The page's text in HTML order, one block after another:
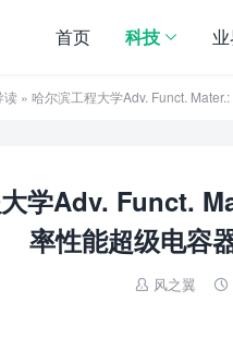
首页 科技
读 » 哈尔滨工程大学Adv. Funct.
学Adv. Funct.
率性能超级电容
 风之翼 